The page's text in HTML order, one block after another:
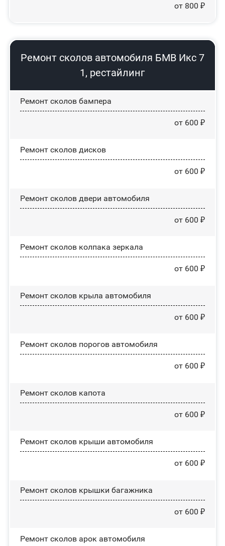
от 800 ₽
Ремонт сколов автомобиля БМВ Икс 7
1, рестайлинг
Ремонт сколов бампера
от 600 ₽
Ремонт сколов дисков
от 600 ₽
Ремонт сколов двери автомобиля
от 600 ₽
Ремонт сколов колпака зеркала
от 600 ₽
Ремонт сколов крыла автомобиля
от 600 ₽
Ремонт сколов порогов автомобиля
от 600 ₽
Ремонт сколов капота
от 600 ₽
Ремонт сколов крыши автомобиля
от 600 ₽
Ремонт сколов крышки багажника
от 600 ₽
Ремонт сколов арок автомобиля